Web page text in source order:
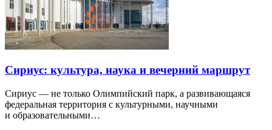
Сириус: культура, наука и вечерний маршрут
Сириус — не только Олимпийский парк, а развивающаяся
федеральная территория с культурными, научными
и образовательными…